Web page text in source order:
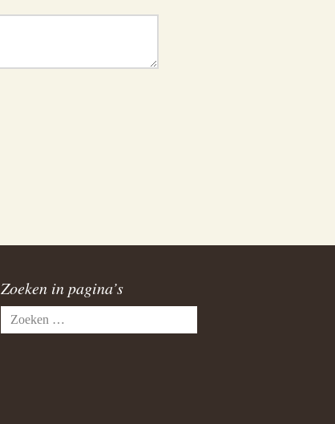
Zoeken in pagina’s
Zoeken
naar: